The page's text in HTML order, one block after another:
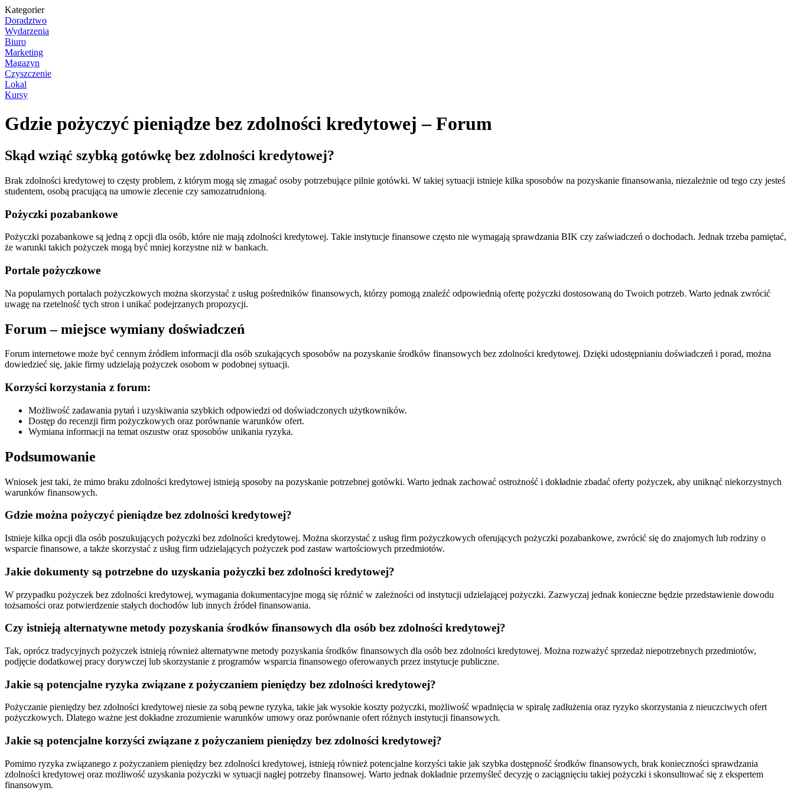
Kategorier
Doradztwo
Wydarzenia
Biuro
Marketing
Magazyn
Czyszczenie
Lokal
Kursy
Gdzie pożyczyć pieniądze bez zdolności kredytowej – Forum
Skąd wziąć szybką gotówkę bez zdolności kredytowej?
Brak zdolności kredytowej to częsty problem, z którym mogą się zmagać osoby potrzebujące pilnie gotówki. W takiej sytuacji istnieje kilka sposobów na pozyskanie finansowania, niezależnie od tego czy jesteś
studentem, osobą pracującą na umowie zlecenie czy samozatrudnioną.
Pożyczki pozabankowe
Pożyczki pozabankowe są jedną z opcji dla osób, które nie mają zdolności kredytowej. Takie instytucje finansowe często nie wymagają sprawdzania BIK czy zaświadczeń o dochodach. Jednak trzeba pamiętać,
że warunki takich pożyczek mogą być mniej korzystne niż w bankach.
Portale pożyczkowe
Na popularnych portalach pożyczkowych można skorzystać z usług pośredników finansowych, którzy pomogą znaleźć odpowiednią ofertę pożyczki dostosowaną do Twoich potrzeb. Warto jednak zwrócić
uwagę na rzetelność tych stron i unikać podejrzanych propozycji.
Forum – miejsce wymiany doświadczeń
Forum internetowe może być cennym źródłem informacji dla osób szukających sposobów na pozyskanie środków finansowych bez zdolności kredytowej. Dzięki udostępnianiu doświadczeń i porad, można
dowiedzieć się, jakie firmy udzielają pożyczek osobom w podobnej sytuacji.
Korzyści korzystania z forum:
Możliwość zadawania pytań i uzyskiwania szybkich odpowiedzi od doświadczonych użytkowników.
Dostęp do recenzji firm pożyczkowych oraz porównanie warunków ofert.
Wymiana informacji na temat oszustw oraz sposobów unikania ryzyka.
Podsumowanie
Wniosek jest taki, że mimo braku zdolności kredytowej istnieją sposoby na pozyskanie potrzebnej gotówki. Warto jednak zachować ostrożność i dokładnie zbadać oferty pożyczek, aby uniknąć niekorzystnych
warunków finansowych.
Gdzie można pożyczyć pieniądze bez zdolności kredytowej?
Istnieje kilka opcji dla osób poszukujących pożyczki bez zdolności kredytowej. Można skorzystać z usług firm pożyczkowych oferujących pożyczki pozabankowe, zwrócić się do znajomych lub rodziny o
wsparcie finansowe, a także skorzystać z usług firm udzielających pożyczek pod zastaw wartościowych przedmiotów.
Jakie dokumenty są potrzebne do uzyskania pożyczki bez zdolności kredytowej?
W przypadku pożyczek bez zdolności kredytowej, wymagania dokumentacyjne mogą się różnić w zależności od instytucji udzielającej pożyczki. Zazwyczaj jednak konieczne będzie przedstawienie dowodu
tożsamości oraz potwierdzenie stałych dochodów lub innych źródeł finansowania.
Czy istnieją alternatywne metody pozyskania środków finansowych dla osób bez zdolności kredytowej?
Tak, oprócz tradycyjnych pożyczek istnieją również alternatywne metody pozyskania środków finansowych dla osób bez zdolności kredytowej. Można rozważyć sprzedaż niepotrzebnych przedmiotów,
podjęcie dodatkowej pracy dorywczej lub skorzystanie z programów wsparcia finansowego oferowanych przez instytucje publiczne.
Jakie są potencjalne ryzyka związane z pożyczaniem pieniędzy bez zdolności kredytowej?
Pożyczanie pieniędzy bez zdolności kredytowej niesie za sobą pewne ryzyka, takie jak wysokie koszty pożyczki, możliwość wpadnięcia w spiralę zadłużenia oraz ryzyko skorzystania z nieuczciwych ofert
pożyczkowych. Dlatego ważne jest dokładne zrozumienie warunków umowy oraz porównanie ofert różnych instytucji finansowych.
Jakie są potencjalne korzyści związane z pożyczaniem pieniędzy bez zdolności kredytowej?
Pomimo ryzyka związanego z pożyczaniem pieniędzy bez zdolności kredytowej, istnieją również potencjalne korzyści takie jak szybka dostępność środków finansowych, brak konieczności sprawdzania
zdolności kredytowej oraz możliwość uzyskania pożyczki w sytuacji nagłej potrzeby finansowej. Warto jednak dokładnie przemyśleć decyzję o zaciągnięciu takiej pożyczki i skonsultować się z ekspertem
finansowym.